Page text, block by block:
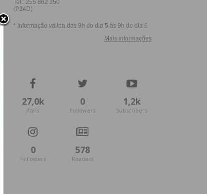
27,0k
Fans
0
Followers
1,2k
Subscribers
0
Followers
578
Readers